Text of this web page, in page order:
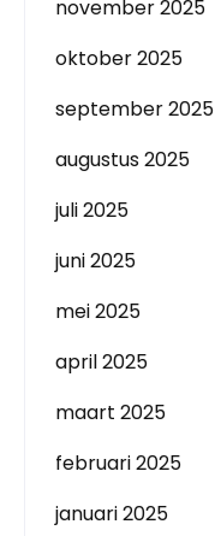
november 2025
oktober 2025
september 2025
augustus 2025
juli 2025
juni 2025
mei 2025
april 2025
maart 2025
februari 2025
januari 2025